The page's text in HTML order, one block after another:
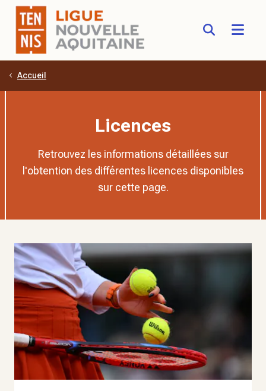
Aller au contenu principal
Accueil
Licences
Retrouvez les informations détaillées sur
l'obtention des différentes licences disponibles
sur cette page.